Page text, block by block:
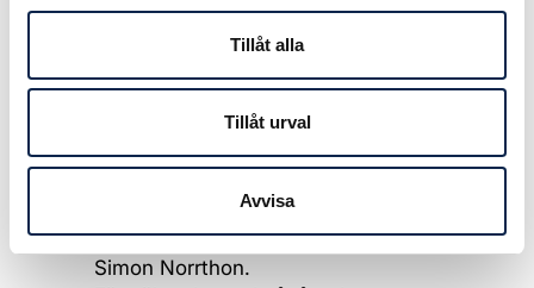
Tillåt alla
Tillåt urval
Avvisa
att se annorlunda på en sådan
situation, enligt Unionens A-kassa.
– Detta är en problematik som Scen
& Film lyft vid upprepade tillfällen.
Det vore en stor lättnad för de
möjlighet att få a-kassa på grund av
det tidigare regelverket, säger
Simon Norrthon.